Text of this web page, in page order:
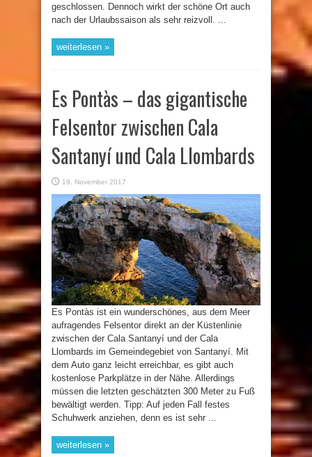
geschlossen. Dennoch wirkt der schöne Ort auch
nach der Urlaubssaison als sehr reizvoll. ...
weiterlesen »
Es Pontàs – das gigantische
Felsentor zwischen Cala
Santanyí und Cala Llombards
19. November 2017
Es Pontàs ist ein wunderschönes, aus dem Meer
aufragendes Felsentor direkt an der Küstenlinie
zwischen der Cala Santanyí und der Cala
Llombards im Gemeindegebiet von Santanyí. Mit
dem Auto ganz leicht erreichbar, es gibt auch
kostenlose Parkplätze in der Nähe. Allerdings
müssen die letzten geschätzten 300 Meter zu Fuß
bewältigt werden. Tipp: Auf jeden Fall festes
Schuhwerk anziehen, denn es ist sehr ...
weiterlesen »